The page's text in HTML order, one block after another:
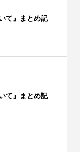
て』まとめ記
て』まとめ記